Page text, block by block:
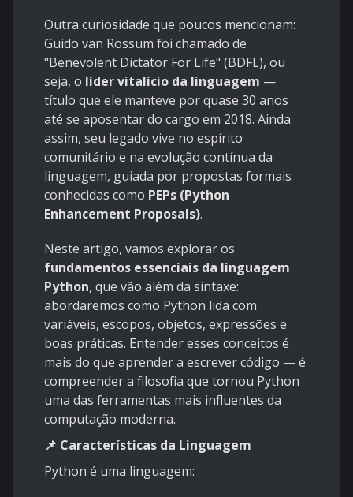
Outra curiosidade que poucos mencionam:
Guido van Rossum foi chamado de
"Benevolent Dictator For Life" (BDFL), ou
seja, o líder vitalício da linguagem —
título que ele manteve por quase 30 anos
até se aposentar do cargo em 2018. Ainda
assim, seu legado vive no espírito
comunitário e na evolução contínua da
linguagem, guiada por propostas formais
conhecidas como PEPs (Python
Enhancement Proposals).
Neste artigo, vamos explorar os
fundamentos essenciais da linguagem
Python, que vão além da sintaxe:
abordaremos como Python lida com
variáveis, escopos, objetos, expressões e
boas práticas. Entender esses conceitos é
mais do que aprender a escrever código — é
compreender a filosofia que tornou Python
uma das ferramentas mais influentes da
computação moderna.
📌 Características da Linguagem
Python é uma linguagem: